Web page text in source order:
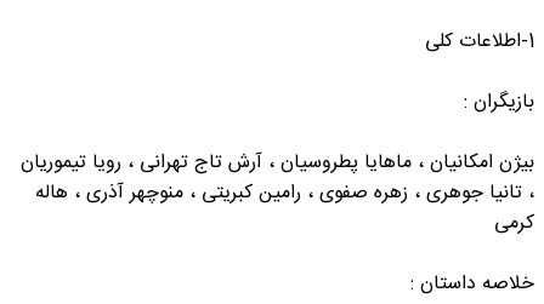
1-اطلاعات کلی
بازیگران :
بیژن امکانیان ، ماهایا پطروسیان ، آرش تاج تهرانی ، رویا تیموریان
، تانیا جوهری ، زهره صفوی ، رامین کبریتی ، منوچهر آذری ، هاله
کرمی
خلاصه داستان :